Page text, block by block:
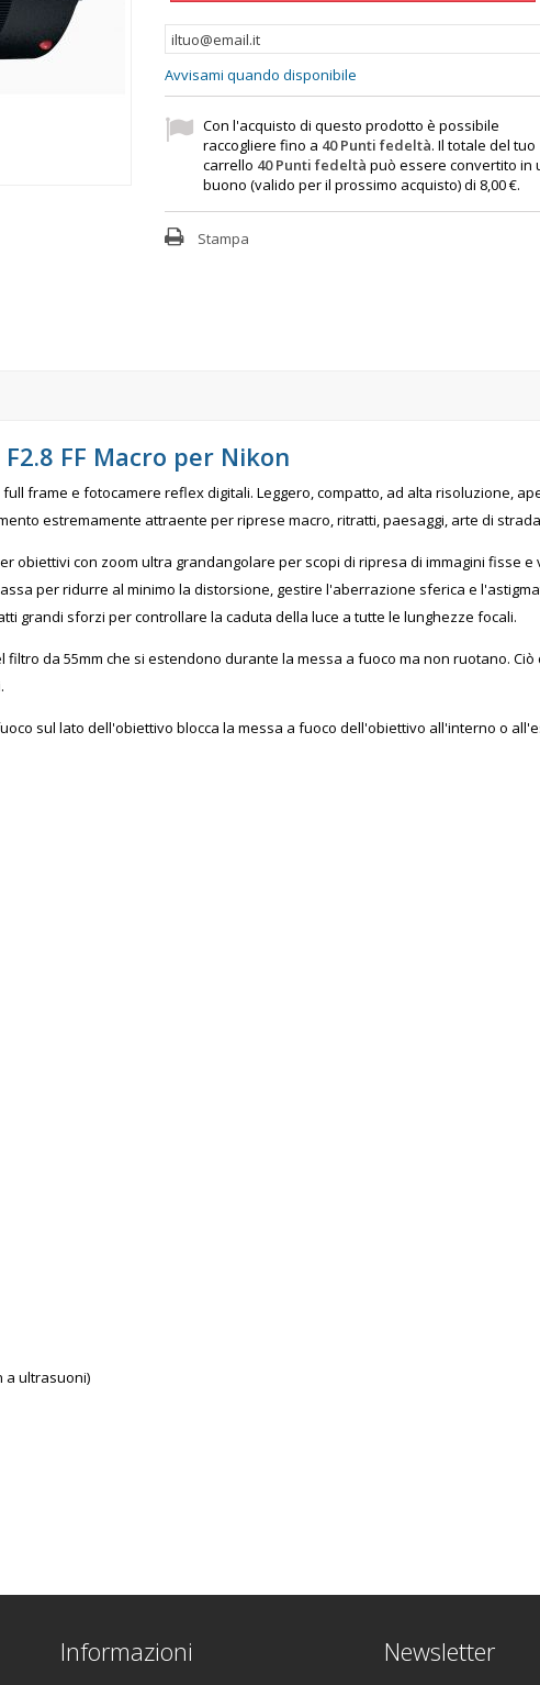
Avvisami quando disponibile
Con l'acquisto di questo prodotto è possibile
raccogliere fino a 40Punti fedeltà. Il totale del tuo
carrello 40Punti fedeltà può essere convertito in
buono (valido per il prossimo acquisto) di 8,00 €.
Stampa
FF Macro per Nikon
frame e fotocamere reflex digitali. Leggero, compatto, ad alta risoluzione,
estremamente attraente per riprese macro, ritratti, paesaggi, arte di
obiettivi con zoom ultra grandangolare per scopi di ripresa di immagini fisse
per ridurre al minimo la distorsione, gestire l'aberrazione sferica e
grandi sforzi per controllare la caduta della luce a tutte le lunghezze focali.
da 55mm che si estendono durante la messa a fuoco ma non ruotano.
sul lato dell'obiettivo blocca la messa a fuoco dell'obiettivo all'interno o
a ultrasuoni)
Informazioni Newsletter